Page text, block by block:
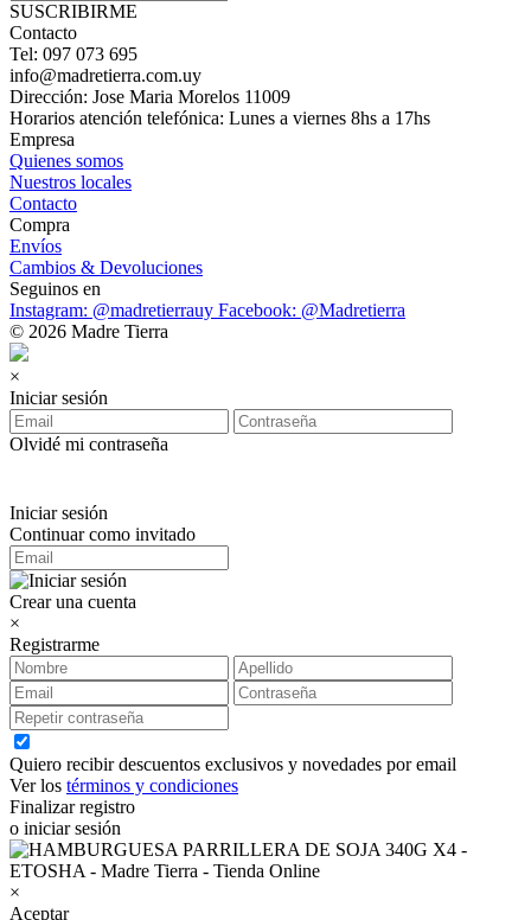
SUSCRIBIRME
Contacto
Tel: 097 073 695
info@madretierra.com.uy
Dirección: Jose Maria Morelos 11009
Horarios atención telefónica: Lunes a viernes 8hs a 17hs
Empresa
Quienes somos
Nuestros locales
Contacto
Compra
Envíos
Cambios & Devoluciones
Seguinos en
Instagram: @madretierrauy Facebook: @Madretierra
© 2026 Madre Tierra
×
Iniciar sesión
Olvidé mi contraseña
Iniciar sesión
Continuar como invitado
Crear una cuenta
×
Registrarme
Quiero recibir descuentos exclusivos y novedades por email
Ver los términos y condiciones
Finalizar registro
o iniciar sesión
×
Aceptar